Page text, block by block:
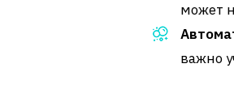
может
важно